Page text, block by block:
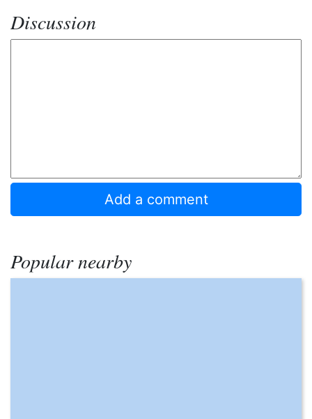
Discussion
Popular nearby